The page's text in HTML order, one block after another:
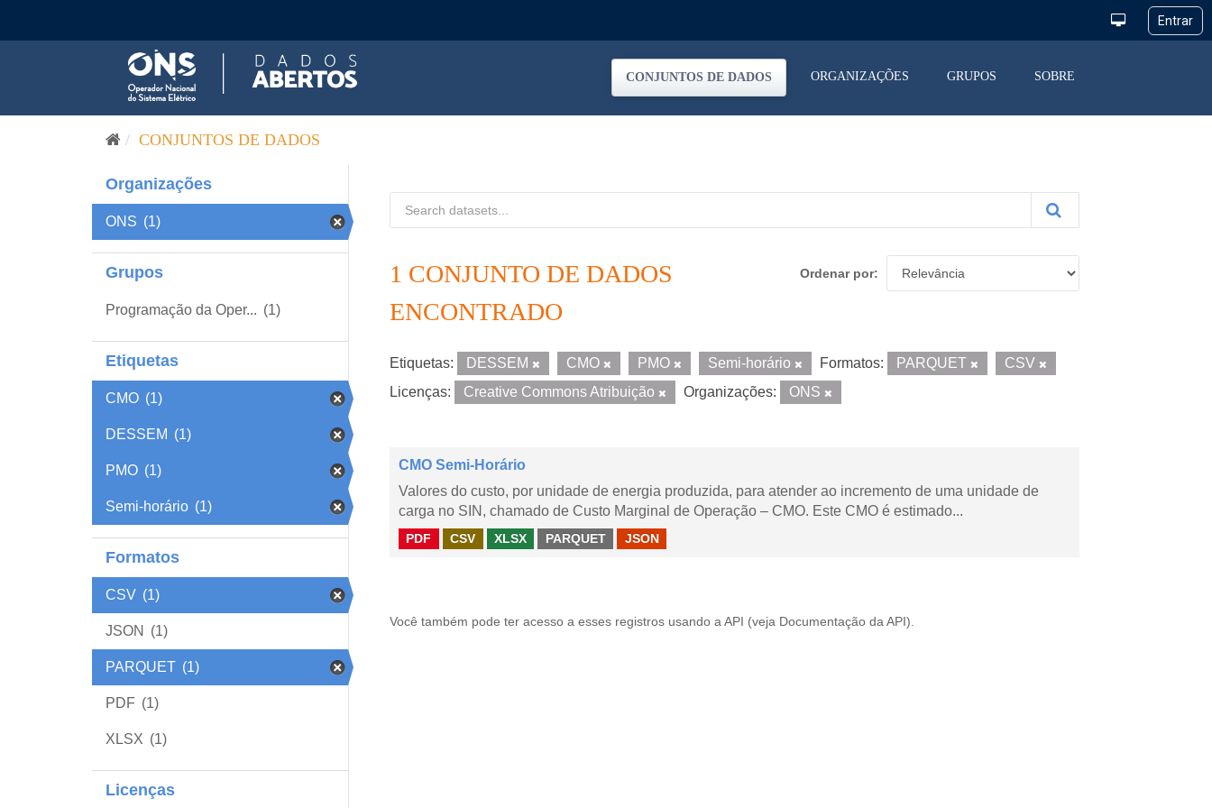
CONJUNTOS DE DADOS ORGANIZAÇÕES GRUPOS SOBRE
CONJUNTOS DE DADOS
Organizações
ONS (1)
Grupos
Programação da Oper... (1)
Etiquetas
CMO (1)
DESSEM (1)
PMO (1)
Semi-horário (1)
Formatos
CSV (1)
JSON (1)
PARQUET (1)
PDF (1)
XLSX (1)
Licenças
Ordenar por
1 CONJUNTO DE DADOS
ENCONTRADO
Etiquetas: DESSEM CMO PMO Semi-horário Formatos: PARQUET
CSV
Licenças:
Creative Commons Atribuição Organizações: ONS
CMO Semi-Horário
Valores do custo, por unidade de energia produzida, para atender ao incremento de uma unidade de
carga no SIN, chamado de Custo Marginal de Operação – CMO. Este CMO é estimado...
PDF CSV XLSX PARQUET JSON
Você também pode ter acesso a esses registros usando a API (veja Documentação da API ).